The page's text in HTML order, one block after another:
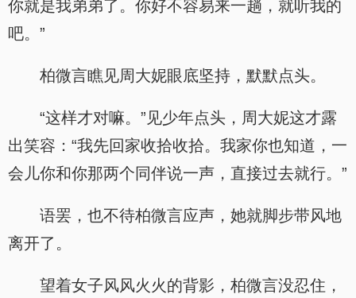
你就是我弟弟了。你好不容易来一趟，就听我的
吧。”
柏微言瞧见周大妮眼底坚持，默默点头。
“这样才对嘛。”见少年点头，周大妮这才露
出笑容：“我先回家收拾收拾。我家你也知道，一
会儿你和你那两个同伴说一声，直接过去就行。”
语罢，也不待柏微言应声，她就脚步带风地
离开了。
望着女子风风火火的背影，柏微言没忍住，